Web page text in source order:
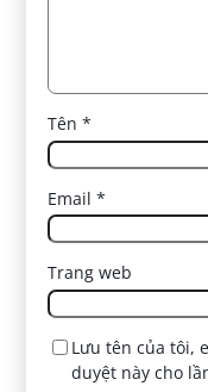
Tên*
Email*
Trang web
Lưu tên của tôi,
duyệt này cho